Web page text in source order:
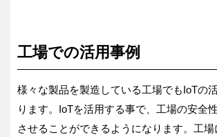
工場での活用事例
様々な製品を製造している工場でもIoTの
ります。IoTを活用する事で、工場の安全
させることができるようになります。工